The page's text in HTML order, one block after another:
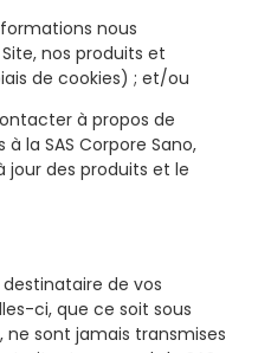
nous
nos produits et
de cookies) ; et/ou
à propos de
la SAS Corpore Sano,
des produits et le
destinataire de vos
ci, que ce soit sous
sont jamais transmises